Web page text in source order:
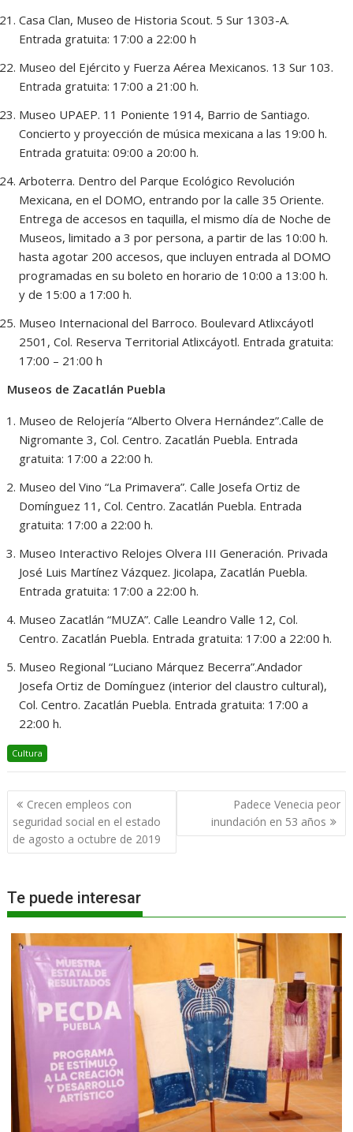
Casa Clan, Museo de Historia Scout. 5 Sur 1303-A.
Entrada gratuita: 17:00 a 22:00 h
Museo del Ejército y Fuerza Aérea Mexicanos. 13 Sur 103.
Entrada gratuita: 17:00 a 21:00 h.
Museo UPAEP. 11 Poniente 1914, Barrio de Santiago.
Concierto y proyección de música mexicana a las 19:00 h.
Entrada gratuita: 09:00 a 20:00 h.
Arboterra. Dentro del Parque Ecológico Revolución
Mexicana, en el DOMO, entrando por la calle 35 Oriente.
Entrega de accesos en taquilla, el mismo día de Noche de
Museos, limitado a 3 por persona, a partir de las 10:00 h.
hasta agotar 200 accesos, que incluyen entrada al DOMO
programadas en su boleto en horario de 10:00 a 13:00 h.
y de 15:00 a 17:00 h.
Museo Internacional del Barroco. Boulevard Atlixcáyotl
2501, Col. Reserva Territorial Atlixcáyotl. Entrada gratuita:
17:00 – 21:00 h
Museos de Zacatlán Puebla
Museo de Relojería “Alberto Olvera Hernández”.Calle de
Nigromante 3, Col. Centro. Zacatlán Puebla. Entrada
gratuita: 17:00 a 22:00 h.
Museo del Vino “La Primavera”. Calle Josefa Ortiz de
Domínguez 11, Col. Centro. Zacatlán Puebla. Entrada
gratuita: 17:00 a 22:00 h.
Museo Interactivo Relojes Olvera III Generación. Privada
José Luis Martínez Vázquez. Jicolapa, Zacatlán Puebla.
Entrada gratuita: 17:00 a 22:00 h.
Museo Zacatlán “MUZA”. Calle Leandro Valle 12, Col.
Centro. Zacatlán Puebla. Entrada gratuita: 17:00 a 22:00 h.
Museo Regional “Luciano Márquez Becerra”.Andador
Josefa Ortiz de Domínguez (interior del claustro cultural),
Col. Centro. Zacatlán Puebla. Entrada gratuita: 17:00 a
22:00 h.
Cultura
Navegación
de
entradas
Crecen empleos con
seguridad social en el estado
de agosto a octubre de 2019
Padece Venecia peor
inundación en 53 años
Te puede interesar